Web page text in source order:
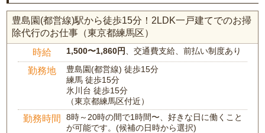
豊島園(都営線)駅から徒歩15分！2LDK一戸建てでのお掃
除代行のお仕事（東京都練馬区）
時給 1,500〜1,860円 、交通費支給、前払い制度あり
勤務地
豊島園(都営線) 徒歩15分
練馬 徒歩15分
氷川台 徒歩15分
（東京都練馬区付近）
勤務時間
8時～20時の間で1時間〜、好きな日に働くこと
が可能です。(候補の日時から選択)